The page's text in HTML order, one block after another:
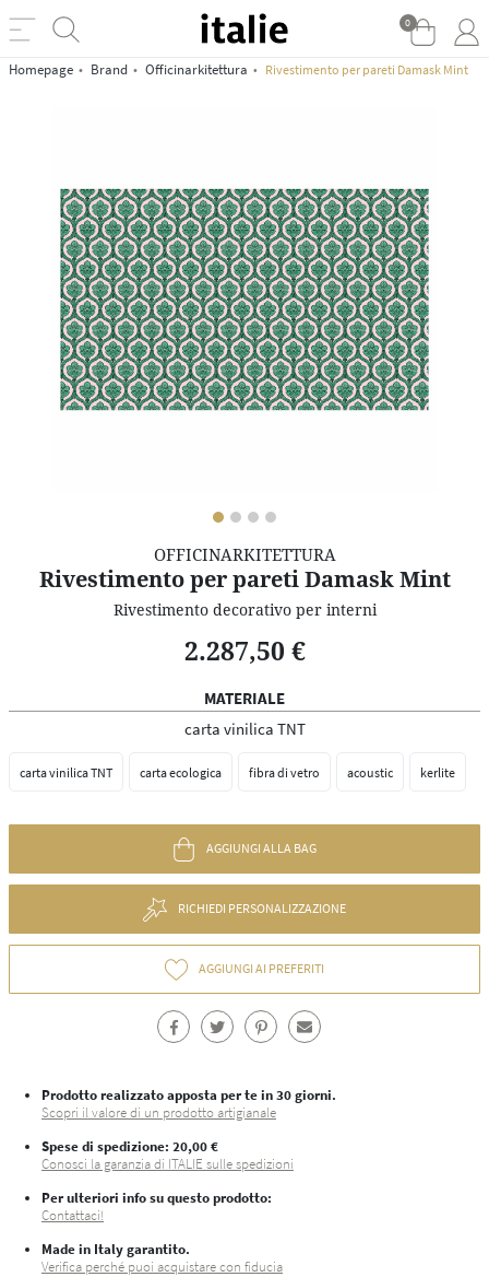
0
Homepage Brand Officinarkitettura Rivestimento per pareti Damask Mint
OFFICINARKITETTURA
Rivestimento per pareti Damask Mint
Rivestimento decorativo per interni
2.287,50 €
MATERIALE
carta vinilica TNT
carta vinilica TNT carta ecologica fibra di vetro acoustic kerlite
AGGIUNGI AI PREFERITI
AGGIUNGI ALLA BAG
RICHIEDI PERSONALIZZAZIONE
Prodotto realizzato apposta per te in 30 giorni.
Scopri il valore di un prodotto artigianale
Spese di spedizione: 20,00 €
Conosci la garanzia di ITALIE sulle spedizioni
Per ulteriori info su questo prodotto:
Contattaci!
Made in Italy garantito.
Verifica perché puoi acquistare con fiducia